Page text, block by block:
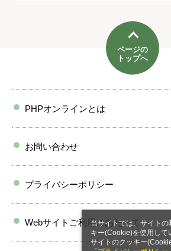
当サイトでは、サイト
キー(Cookie)を使用して
サイトのクッキー
ページの
トップへ
PHPオンラインとは
お問い合わせ
プライバシーポリシー
Webサイトご利用にあたって